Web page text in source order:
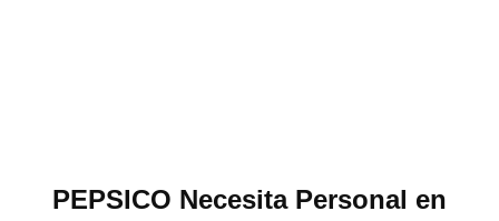
PEPSICO Necesita Personal en